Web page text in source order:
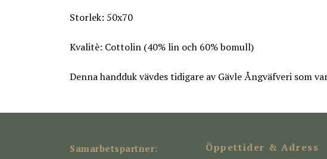
Storlek: 50x70
Kvalitè: Cottolin (40% lin och 60% bomull)
Denna handduk vävdes tidigare av Gävle Ångväfveri som
Samarbetspartner: Öppettider & Adress